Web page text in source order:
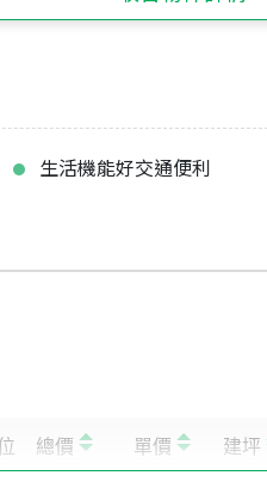
生活機能好交通便利